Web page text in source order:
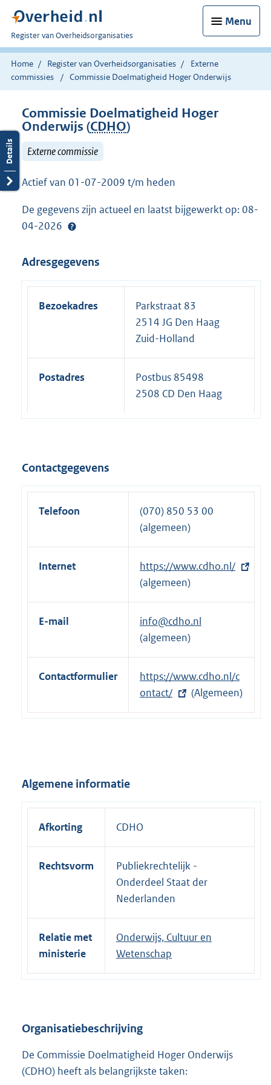
Menu
U
bent
nu
hier:
Register van Overheidsorganisaties
Home Register van Overheidsorganisaties
Externe
commissies
Commissie Doelmatigheid Hoger Onderwijs
Commissie Doelmatigheid Hoger
Onderwijs (CDHO)
Externe commissie
Actief van 01-07-2009 t/m heden
De gegevens zijn actueel en laatst bijgewerkt op: 08-
04-2026
Adresgegevens
Bezoekadres
Parkstraat 83
2514 JG Den Haag
Zuid-Holland
Postadres
Postbus 85498
2508 CD Den Haag
Contactgegevens
Telefoon
(070) 850 53 00
(algemeen)
Internet
E
x
t
e
r
l
i
n
https://www.cdho.nl/
(algemeen)
E-mail
info@cdho.nl
(algemeen)
Contactformulier
E
x
t
i
n
https://www.cdho.nl/c
ontact/
(Algemeen)
Algemene informatie
Afkorting CDHO
Rechtsvorm
Publiekrechtelijk -
Onderdeel Staat der
Nederlanden
Relatie met
ministerie
Onderwijs, Cultuur en
Wetenschap
Organisatiebeschrijving
De Commissie Doelmatigheid Hoger Onderwijs
(CDHO) heeft als belangrijkste taken: